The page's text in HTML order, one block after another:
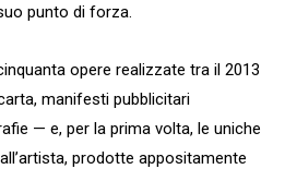
punto di forza.
opere realizzate tra il 2013
manifesti pubblicitari
— e, per la prima volta, le uniche
prodotte appositamente